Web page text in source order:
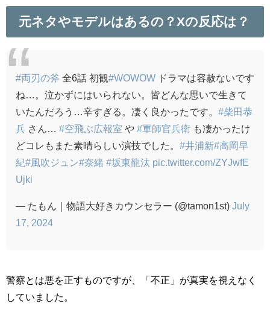
元ネタやモデルはあるの？Xの反応は？
#両刃の斧 全6話 初観#WOWOW ドラマは容赦ないです
ね…。泣かずにはいられない。皆どんな思いで生きて
いたんだろう…辛すぎる。凄く良かったです。 #柴田恭
兵 さん… #空飛ぶ広報室 や #軍師官兵衛 も凄かったけ
どコレもまた素晴らしい演技でした。 #井浦新#高岡早
紀#風吹ジュン#奈緒 #坂東龍汰 pic.twitter.com/ZYJwfE
Ujki
— たもん｜物語大好きカウンセラー (@tamon1st) July
17, 2024
警察とは悪を正すものですが、「不正」が真実を視えなく
していました。